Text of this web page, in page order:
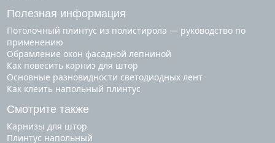
Полезная информация
Потолочный плинтус из полистирола — руководство по
применению
Обрамление окон фасадной лепниной
Как повесить карниз для штор
Основные разновидности светодиодных лент
Как клеить напольный плинтус
Смотрите также
карнизы для штор
плинтус напольный